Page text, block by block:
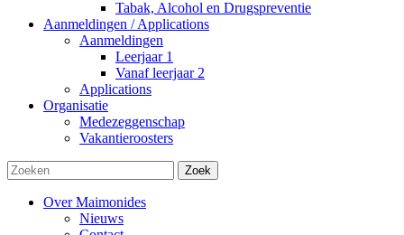
Tabak, Alcohol en Drugspreventie
Aanmeldingen / Applications
Aanmeldingen
Leerjaar 1
Vanaf leerjaar 2
Applications
Organisatie
Medezeggenschap
Vakantieroosters
Zoek
Over Maimonides
Nieuws